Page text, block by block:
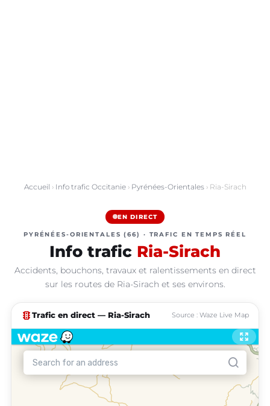
Accueil › Info trafic Occitanie› Pyrénées-Orientales› Ria-Sirach
EN DIRECT
PYRÉNÉES-ORIENTALES (66) · TRAFIC EN TEMPS RÉEL
Info trafic Ria-Sirach
Accidents, bouchons, travaux et ralentissements en direct
sur les routes de Ria-Sirach et ses environs.
traffic Trafic en direct — Ria-Sirach Source : Waze Live Map